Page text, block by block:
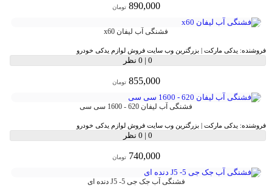
890,000 تومان
فشنگی آب لیفان x60
فروشنده: یدکی مارکت | بزرگترین وب سایت فروش لوازم یدکی خودرو
0
| 0 نظر
855,000 تومان
فشنگی آب لیفان 620 - 1600 سی سی
فروشنده: یدکی مارکت | بزرگترین وب سایت فروش لوازم یدکی خودرو
0
| 0 نظر
740,000 تومان
فشنگی آب جک جی 5- J5 دنده ای